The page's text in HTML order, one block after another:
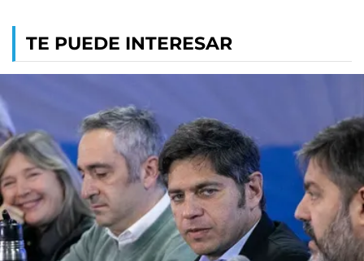
TE PUEDE INTERESAR